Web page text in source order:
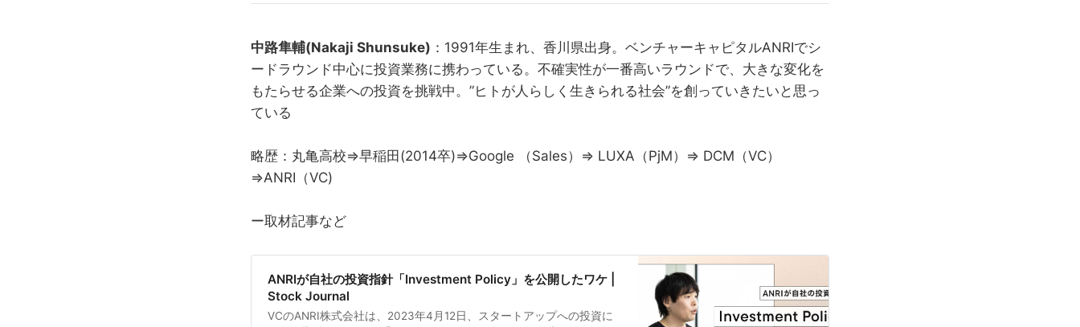
中路隼輔(Nakaji Shunsuke) ：1991年生まれ、香川県出身。ベンチャーキャピタルANRIでシ
ードラウンド中心に投資業務に携わっている。不確実性が一番高いラウンドで、大きな変化を
もたらせる企業への投資を挑戦中。”ヒトが人らしく生きられる社会”を創っていきたいと思っ
ている
略歴：丸亀高校⇒早稲田(2014卒)⇒Google （Sales）⇒ LUXA（PjM）⇒ DCM（VC）
⇒ANRI（VC)
ー取材記事など
ANRIが自社の投資指針「Investment Policy」を公開したワケ |
Stock Journal
VCのANRI株式会社は、2023年4月12日、スタートアップへの投資に